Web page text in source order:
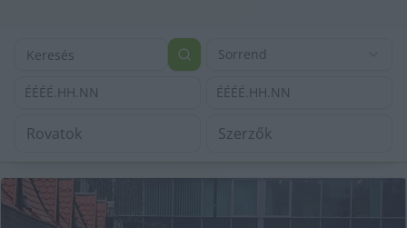
Sorrend
ÉÉÉÉ.HH.NN ÉÉÉÉ.HH.NN